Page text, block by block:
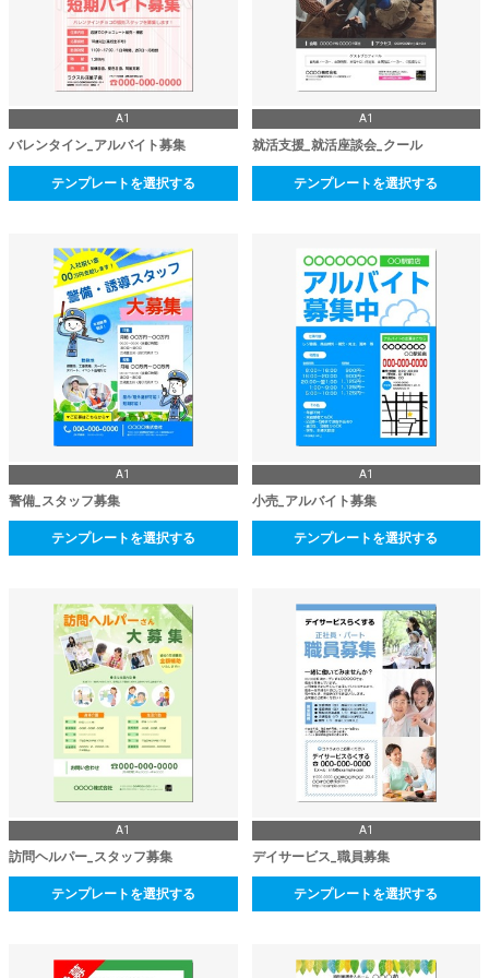
A1
バレンタイン_アルバイト募集
テンプレートを選択する
A1
就活支援_就活座談会_クール
テンプレートを選択する
A1
警備_スタッフ募集
テンプレートを選択する
A1
小売_アルバイト募集
テンプレートを選択する
A1
訪問ヘルパー_スタッフ募集
テンプレートを選択する
A1
デイサービス_職員募集
テンプレートを選択する